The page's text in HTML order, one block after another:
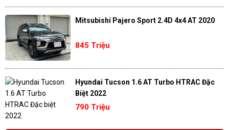
Mitsubishi Pajero Sport 2.4D 4x4 AT 2020
845 Triệu
Hyundai Tucson 1.6 AT Turbo HTRAC Đặc
Biệt 2022
790 Triệu